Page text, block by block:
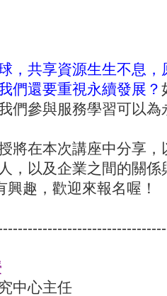
，共享資源生生不息
們還要重視永續發展？
們參與服務學習可以
將在本次講座中分享
，以及企業之間的關
趣，歡迎來報名喔！
中心主任